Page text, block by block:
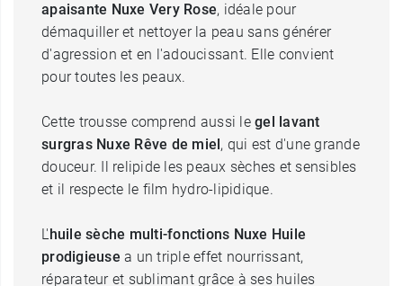
apaisante Nuxe Very Rose, idéale pour
démaquiller et nettoyer la peau sans générer
d'agression et en l'adoucissant. Elle convient
pour toutes les peaux.
Cette trousse comprend aussi le gel lavant
surgras Nuxe Rêve de miel, qui est d'une grande
douceur. Il relipide les peaux sèches et sensibles
et il respecte le film hydro-lipidique.
L'huile sèche multi-fonctions Nuxe Huile
prodigieuse a un triple effet nourrissant,
réparateur et sublimant grâce à ses huiles